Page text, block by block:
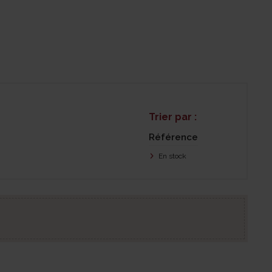
Trier par :
Référence
En stock